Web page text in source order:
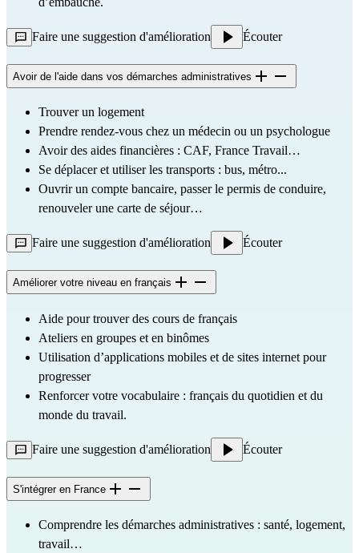
Faire une suggestion d'amélioration Écouter
Avoir de l'aide dans vos démarches administratives
Trouver un logement
Prendre rendez-vous chez un médecin ou un psychologue
Avoir des aides financières : CAF, France Travail…
Se déplacer et utiliser les transports : bus, métro...
Ouvrir un compte bancaire, passer le permis de conduire,
renouveler une carte de séjour…
Faire une suggestion d'amélioration Écouter
Améliorer votre niveau en français
Aide pour trouver des cours de français
Ateliers en groupes et en binômes
Utilisation d’applications mobiles et de sites internet pour
progresser
Renforcer votre vocabulaire : français du quotidien et du
monde du travail.
Faire une suggestion d'amélioration Écouter
S'intégrer en France
Comprendre les démarches administratives : santé, logement,
travail…